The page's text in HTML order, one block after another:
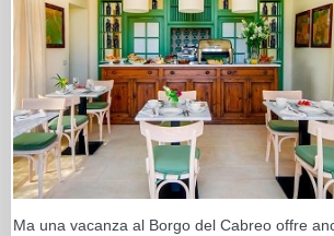
Ma una vacanza al Borgo del Cabreo offre